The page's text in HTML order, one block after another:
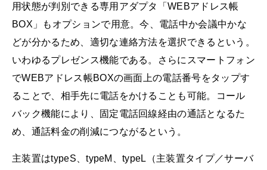
用状態が判別できる専用アダプタ「WEBアドレス帳
BOX」もオプションで用意。今、電話中か会議中かな
どが分かるため、適切な連絡方法を選択できるという。
いわゆるプレゼンス機能である。さらにスマートフォン
でWEBアドレス帳BOXの画面上の電話番号をタップす
ることで、相手先に電話をかけることも可能。コール
バック機能により、固定電話回線経由の通話となるた
め、通話料金の削減につながるという。
主装置はtypeS、typeM、typeL（主装置タイプ／サーバ